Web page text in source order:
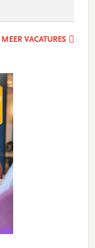
MEER VACATURES